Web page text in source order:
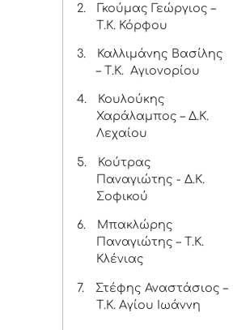
2.
Γκούμας Γεώργιος –
Τ.Κ. Κόρφου
3.
Καλλιμάνης Βασίλης
– Τ.Κ. Αγιονορίου
4.
Κουλούκης
Χαράλαμπος – Δ.Κ.
Λεχαίου
5.
Κούτρας
Παναγιώτης - Δ.Κ.
Σοφικού
6.
Μπακλώρης
Παναγιώτης – Τ.Κ.
Κλένιας
7.
Στέφης Αναστάσιος –
Τ.Κ. Αγίου Ιωάννη